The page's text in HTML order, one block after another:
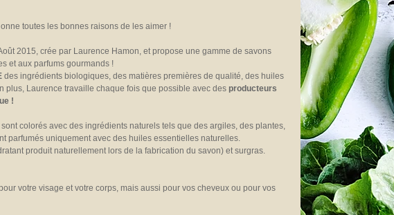
toutes les bonnes raisons de les aimer !
2015, crée par Laurence Hamon, et propose une gamme de savons
et aux parfums gourmands !
des ingrédients biologiques, des matières premières de qualité, des huiles
plus, Laurence travaille chaque fois que possible avec des producteurs
!
colorés avec des ingrédients naturels tels que des argiles, des plantes,
parfumés uniquement avec des huiles essentielles naturelles.
produit naturellement lors de la fabrication du savon) et surgras.
votre visage et votre corps, mais aussi pour vos cheveux ou pour vos